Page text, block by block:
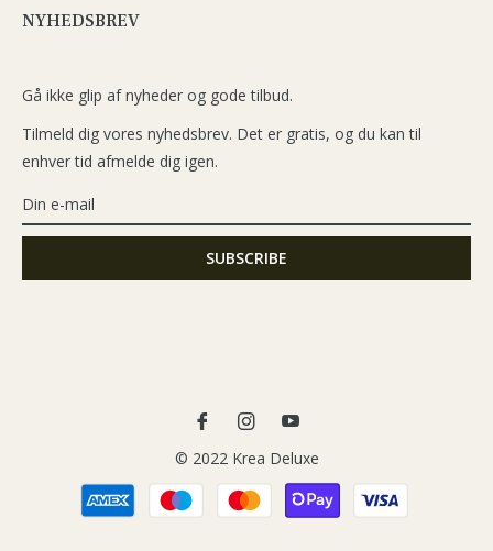
NYHEDSBREV
Gå ikke glip af nyheder og gode tilbud.
Tilmeld dig vores nyhedsbrev. Det er gratis, og du kan til
enhver tid afmelde dig igen.
Ins
You
© 2022 Krea Deluxe